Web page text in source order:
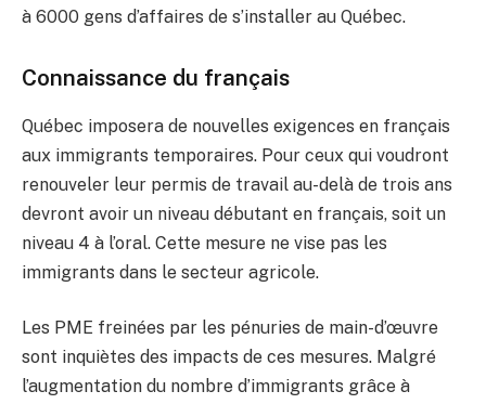
à 6000 gens d’affaires de s’installer au Québec.
Connaissance du français
Québec imposera de nouvelles exigences en français
aux immigrants temporaires. Pour ceux qui voudront
renouveler leur permis de travail au-delà de trois ans
devront avoir un niveau débutant en français, soit un
niveau 4 à l’oral. Cette mesure ne vise pas les
immigrants dans le secteur agricole.
Les PME freinées par les pénuries de main-d’œuvre
sont inquiètes des impacts de ces mesures. Malgré
l’augmentation du nombre d’immigrants grâce à